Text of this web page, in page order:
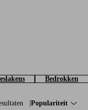
Bedrokken
Sorteer op:
Populariteit